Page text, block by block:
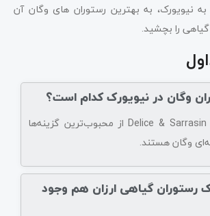
نیویورک، به بهترین رستوران‌ های وگان آن
را بچشید.
وگان در نیویورک کدام است؟
Dirt Candy و Delice & Sarrasin از محبوب‌ترین گزینه‌ها
وگان هستند.
رستوران گیاهی ارزان هم وجود